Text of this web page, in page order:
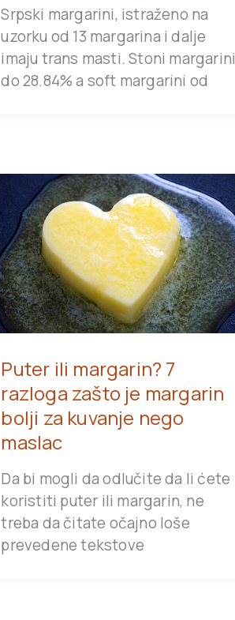
Srpski margarini, istraženo na
uzorku od 13 margarina i dalje
imaju trans masti. Stoni margarini
do 28.84% a soft margarini od
Puter ili margarin? 7
razloga zašto je margarin
bolji za kuvanje nego
maslac
Da bi mogli da odlučite da li ćete
koristiti puter ili margarin, ne
treba da čitate očajno loše
prevedene tekstove